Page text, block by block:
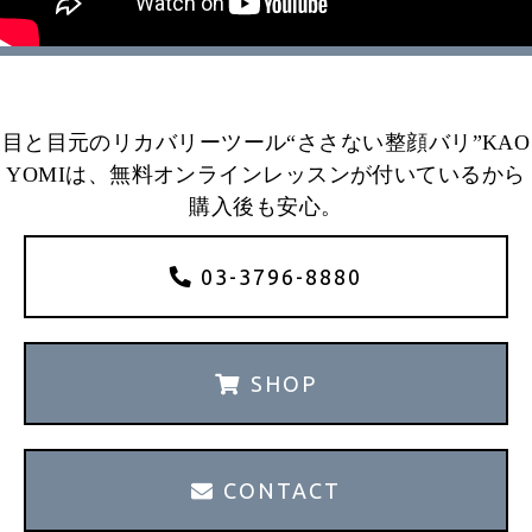
目と目元のリカバリーツール“ささない整顔バリ”KAO
YOMIは、無料オンラインレッスンが付いているから
購入後も安心。
03-3796-8880
SHOP
CONTACT